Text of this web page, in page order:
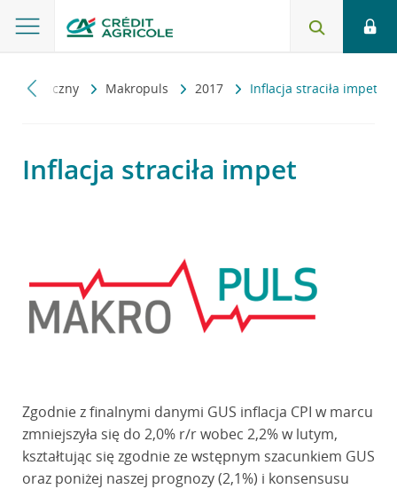
Makropuls 2017 Inflacja straciła impet
Inflacja straciła impet
Zgodnie z finalnymi danymi GUS inflacja CPI w marcu
zmniejszyła się do 2,0% r/r wobec 2,2% w lutym,
kształtując się zgodnie ze wstępnym szacunkiem GUS
oraz poniżej naszej prognozy (2,1%) i konsensusu